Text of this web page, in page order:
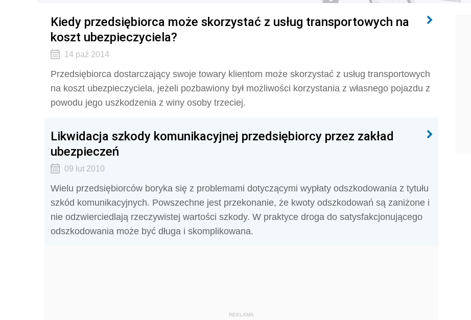
Kiedy przedsiębiorca może skorzystać z usług transportowych na
koszt ubezpieczyciela?
14 paź 2014
Przedsiębiorca dostarczający swoje towary klientom może skorzystać z usług transportowych
na koszt ubezpieczyciela, jeżeli pozbawiony był możliwości korzystania z własnego pojazdu z
powodu jego uszkodzenia z winy osoby trzeciej.
Likwidacja szkody komunikacyjnej przedsiębiorcy przez zakład
ubezpieczeń
09 lut 2010
Wielu przedsiębiorców boryka się z problemami dotyczącymi wypłaty odszkodowania z tytułu
szkód komunikacyjnych. Powszechne jest przekonanie, że kwoty odszkodowań są zaniżone i
nie odzwierciedlają rzeczywistej wartości szkody. W praktyce droga do satysfakcjonującego
odszkodowania może być długa i skomplikowana.
REKLAMA